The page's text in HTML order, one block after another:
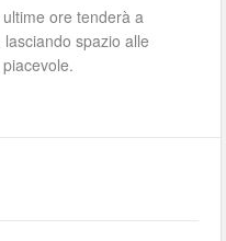
ultime ore tenderà a
spazio alle